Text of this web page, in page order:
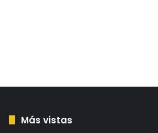
Más vistas